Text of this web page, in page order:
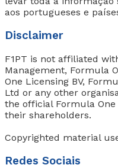
aos portugueses e
Disclaimer
F1PT is not affiliated
Management, Formula
One Licensing BV,
Ltd or any other
the official Formula
their shareholders.
Copyrighted material
Redes Sociais